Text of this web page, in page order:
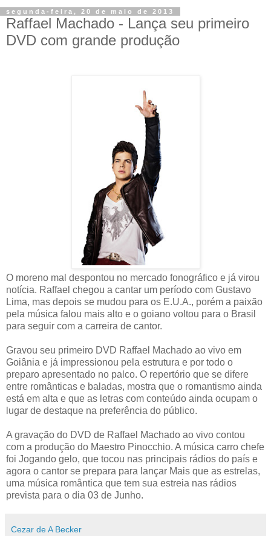
segunda-feira, 20 de maio de 2013
Raffael Machado - Lança seu primeiro
O moreno mal despontou no mercado fonográfico e já virou
notícia. Raffael chegou a cantar um período com Gustavo
Lima, mas depois se mudou para os E.U.A., porém a paixão
pela música falou mais alto e o goiano voltou para o Brasil
para seguir com a carreira de cantor.
Gravou seu primeiro DVD Raffael Machado ao vivo em
Goiânia e já impressionou pela estrutura e por todo o
preparo apresentado no palco. O repertório que se difere
entre românticas e baladas, mostra que o romantismo ainda
está em alta e que as letras com conteúdo ainda ocupam o
lugar de destaque na preferência do público.
A gravação do DVD de Raffael Machado ao vivo contou
com a produção do Maestro Pinocchio. A música carro chefe
foi Jogando gelo, que tocou nas principais rádios do país e
agora o cantor se prepara para lançar Mais que as estrelas,
uma música romântica que tem sua estreia nas rádios
prevista para o dia 03 de Junho.
Cezar de A Becker